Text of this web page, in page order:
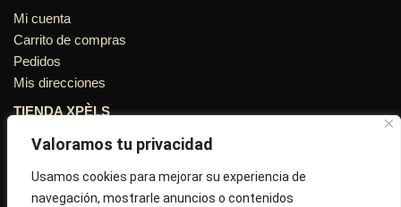
Valoramos tu privacidad
Usamos cookies para mejorar su experiencia de
navegación, mostrarle anuncios o contenidos
Mi cuenta
Carrito de compras
Pedidos
Mis direcciones
TIENDA XPÈLS
Avinguda Molins de Rei Nº 3
08755, Barcelona, Cataluña, España